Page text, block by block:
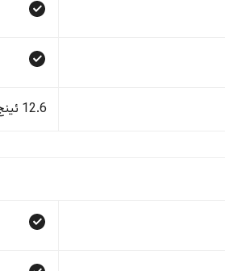
12.6 ئینج